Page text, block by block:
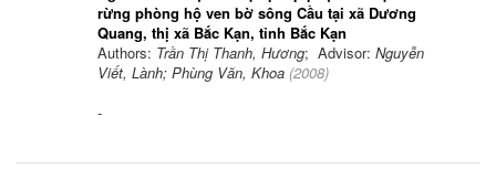
rừng phòng hộ ven bờ sông Cầu tại xã Dương
Quang, thị xã Bắc Kạn, tỉnh Bắc Kạn
Authors: Trần Thị Thanh, Hương; Advisor: Nguyễn
Viết, Lành; Phùng Văn, Khoa (2008)
-